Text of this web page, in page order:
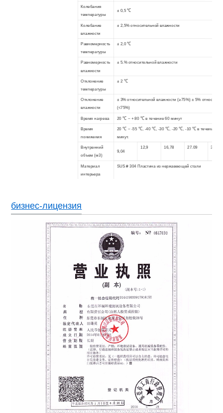
Колебания
температуры
± 0,5 ℃
Колебание
влажности
± 2,5% относительной влажности
Равномерность
температуры
± 2,0 ℃
Равномерность
влажности
± 5.% относительной влажности
Отклонение
температуры
± 2 ℃
Отклонение
влажности
± 3% относительной влажности (≥75%) ± 5%
(<75%)
Время нагрева 20 ℃ ~ + 80 ℃ в течение 60 минут
Время
понижения
20 ℃ ~ -55 ℃, -40 ℃, -30 ℃, -20 ℃, -10 ℃ в течение
минут.
Внутренний
объем (м3)
9,04
12,9 16,78 27.09 35,21
Материал
интерьера
SUS # 304 Пластина из нержавеющей стали
материал
Нагрузка на 500 кг / м
охлаждения
С воздушным охлаждением (вариант с водяным
Каскадный тип, герметичный / полулегкий компрессор,
хлорфторуглеродов
Контроллер
Цветной ЖК-экран на английском / китайском языках,
программирование, функция связи
обеспечения
безопасности
Отсутствие переключателя сварочной проволоки,
от перегрева и перегрузки по току, защита от
перегрузки вентилятора, защита машины сухого
низкого уровня воды, система предупреждения о
Мощность AC380 ± 10% 50 Гц 3 фазы, 4 провода + провода
бизнес-лицензия